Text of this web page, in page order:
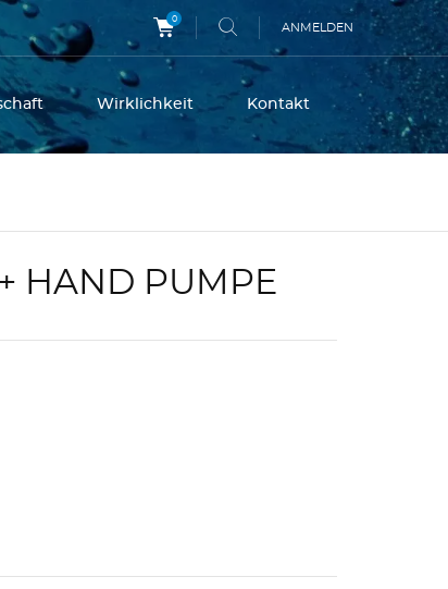
0
ANMELDEN
Wirklichkeit Kontakt
HAND PUMPE